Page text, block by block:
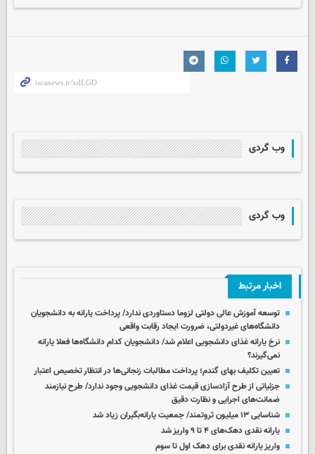
وب گردی
وب گردی
اخبار مرتبط
توسعه آموزش عالی دولتی لزوما دستاوردی ندارد/ پرداخت یارانه به دانشجویان
دانشگاه‌های غیردولتی، ضرورت ایجاد رقابت واقعی
نرخ یارانه غذای دانشجویی اعلام شد/ دانشجویان کدام دانشگاه‌ها فعلا یارانه
نمی‌گیرند؟
تعیین تکلیف بهای گندم؛ پرداخت مطالبات زنجانی‌ها در انتظار تخصیص اعتبار
جزئیاتی از طرح آزادسازی قیمت‌ غذای دانشجویی وجود ندارد/ طرح نیازمند
ضمانت‌های اجرایی و نظارت دقیق
شناسایی ۱۳ میلیون ثروتمند/ جمعیت یارانه‌بگیران زیاد شد
یارانه نقدی دهک‌های ۴ تا ۹ واریز شد
واریز یارانه نقدی برای دهک اول تا سوم